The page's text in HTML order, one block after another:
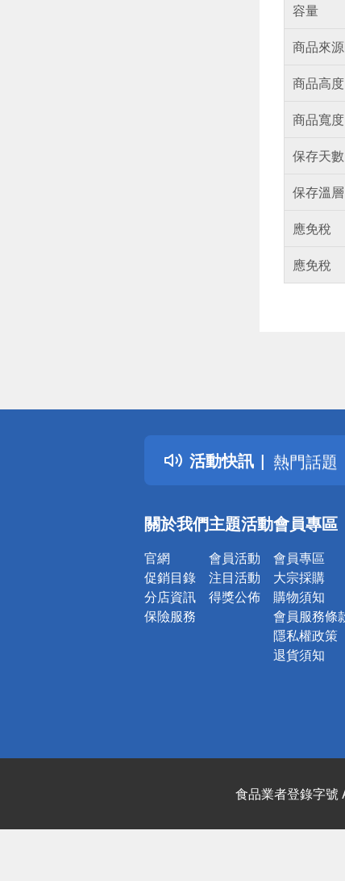
容量
商品來
商品高度
商品寬度
保存天數
保存溫層
應免稅
應免稅
活動快訊
詐騙網頁
得獎公告
熱門話題
銀行優惠
詐騙網頁
關於我們
官網
促銷目錄
分店資訊
保險服務
主題活動
會員活動
注目活動
得獎公佈
會員專區
會員專區
大宗採購
購物須知
會員服務條
隱私權政策
退貨須知
食品業者登錄字號